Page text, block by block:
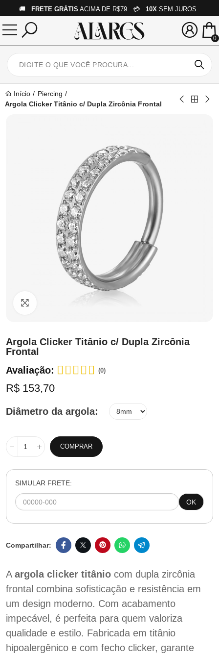
🚚 FRETE GRÁTIS ACIMA DE R$79 💳 10X SEM JUROS
0
Início
Piercing
Argola Clicker Titânio c/ Dupla Zircônia Frontal
Argola Clicker Titânio c/ Dupla Zircônia
Frontal
Avaliação:
(0)
R$ 153,70
Diâmetro da argola
COMPRAR
SIMULAR FRETE:
OK
A argola clicker titânio com dupla zircônia
frontal combina sofisticação e resistência em
um design moderno. Com acabamento
impecável, é perfeita para quem valoriza
qualidade e estilo. Fabricada em titânio
hipoalergênico e com fecho clicker, garante